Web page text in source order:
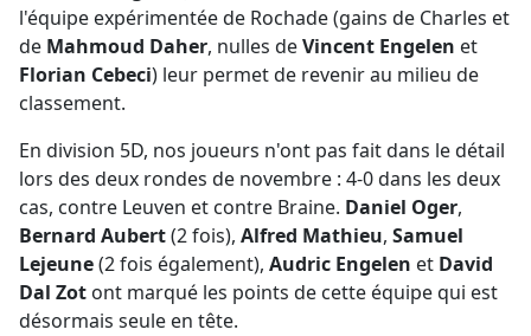
l'équipe expérimentée de Rochade (gains de Charles et
de Mahmoud Daher, nulles deVincent Engelen et
Florian Cebeci) leur permet de revenir au milieu de
classement.
En division 5D, nos joueurs n'ont pas fait dans le détail
lors des deux rondes de novembre : 4-0 dans les deux
cas, contre Leuven et contre Braine. Daniel Oger,
Bernard Aubert(2 fois), Alfred Mathieu, Samuel
Lejeune(2 fois également), Audric Engelen et David
Dal Zot ont marqué les points de cette équipe qui est
désormais seule en tête.